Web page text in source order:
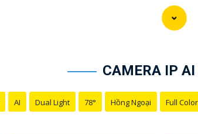
CAMERA IP
AI Dual Light 78° Hồng Ngoại Full Color